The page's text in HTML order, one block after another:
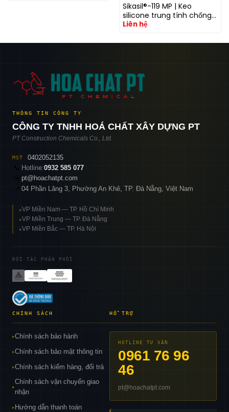
Sikasil®-119 MP | Keo
silicone trung tính chống
thấm và trám khe đa
xây dựng
Liên hệ
THÔNG TIN CÔNG TY
CÔNG TY TNHH HOÁ CHẤT XÂY DỰNG PT
PT Construction Chemicals Co., Ltd.
MST
0402052135
📞 Hotline:0932 585 077
pt@hoachatpt.com
04 Phần Lăng 3, Phường An Khê, TP. Đà Nẵng, Việt Nam
▸VP Miền Nam — TP. Hồ Chí Minh
▸VP Miền Trung — TP. Đà Nẵng
▸VP Miền Bắc — TP. Hà Nội
ĐỐI TÁC PHÂN PHỐI
CHÍNH SÁCH
▸Chính sách bảo hành
▸Chính sách bảo mật thông tin
▸Chính sách kiểm hàng, đổi trả
▸
Chính sách vận chuyển giao
nhận
▸ Hướng dẫn thanh toán
HỖ TRỢ
HOTLINE TƯ VẤN
0961 76 96
46
pt@hoachatpt.com